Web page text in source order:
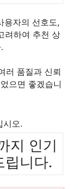
용자의 선호도,
려하여 추천 상
러 품질과 신뢰
으면 좋겠습니
시오.
지 인기
립니다.